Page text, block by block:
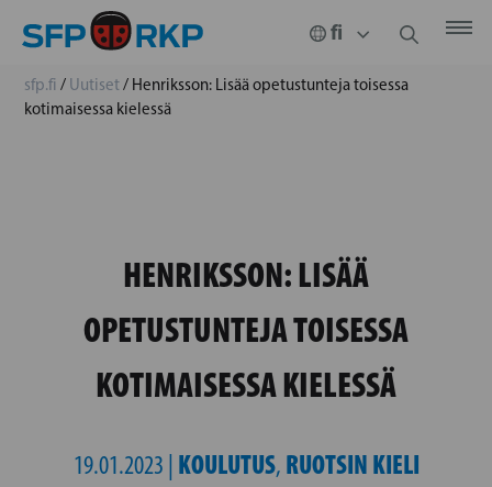
sfp.fi / Uutiset/ Henriksson: Lisää opetustunteja toisessa
kotimaisessa kielessä
HENRIKSSON: LISÄÄ
OPETUSTUNTEJA TOISESSA
KOTIMAISESSA KIELESSÄ
19.01.2023 | KOULUTUS, RUOTSIN KIELI